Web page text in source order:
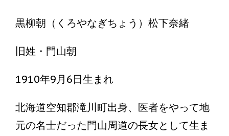
黒柳朝（くろやなぎちょう）松下奈緒
旧姓・門山朝
1910年9月6日生まれ
北海道空知郡滝川町出身、医者をやって地
元の名士だった門山周道の長女として生ま